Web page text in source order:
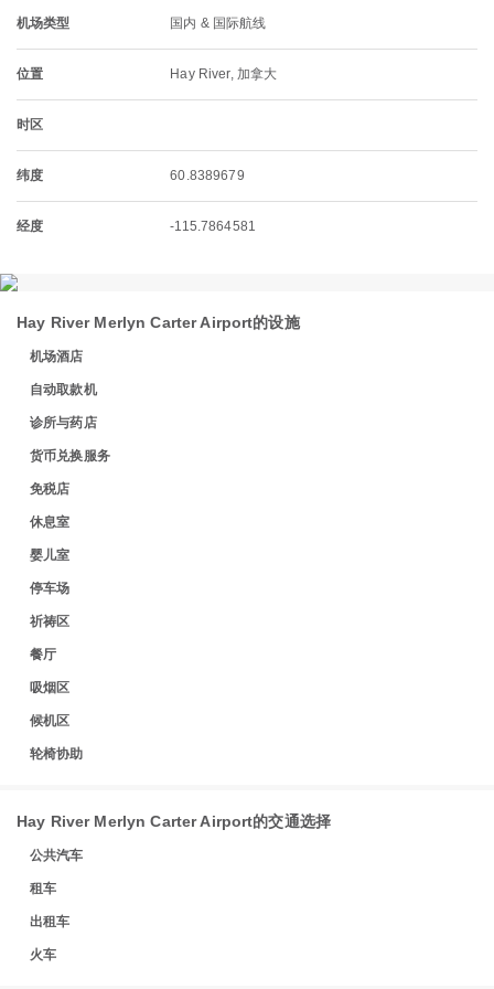
机场类型 国内 & 国际航线
位置 Hay River, 加拿大
时区
纬度 60.8389679
经度 -115.7864581
Hay River Merlyn Carter Airport的设施
机场酒店
自动取款机
诊所与药店
货币兑换服务
免税店
休息室
婴儿室
停车场
祈祷区
餐厅
吸烟区
候机区
轮椅协助
Hay River Merlyn Carter Airport的交通选择
公共汽车
租车
出租车
火车